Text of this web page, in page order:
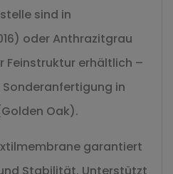
sind in
oder Anthrazitgrau
Feinstruktur erhältlich –
in
Oak).
garantiert